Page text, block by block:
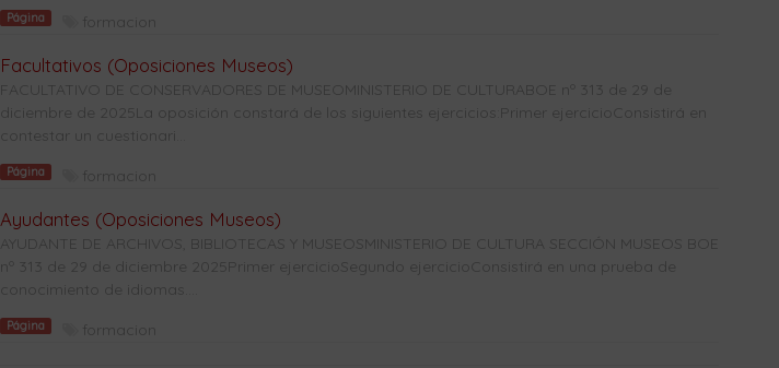
Página formacion
Facultativos (Oposiciones Museos)
FACULTATIVO DE CONSERVADORES DE MUSEOMINISTERIO DE CULTURABOE nº 313 de 29 de
diciembre de 2025La oposición constará de los siguientes ejercicios:Primer ejercicioConsistirá en
contestar un cuestionari...
Página formacion
Ayudantes (Oposiciones Museos)
AYUDANTE DE ARCHIVOS, BIBLIOTECAS Y MUSEOSMINISTERIO DE CULTURA SECCIÓN MUSEOS BOE
nº 313 de 29 de diciembre 2025Primer ejercicioSegundo ejercicioConsistirá en una prueba de
conocimiento de idiomas....
Página formacion